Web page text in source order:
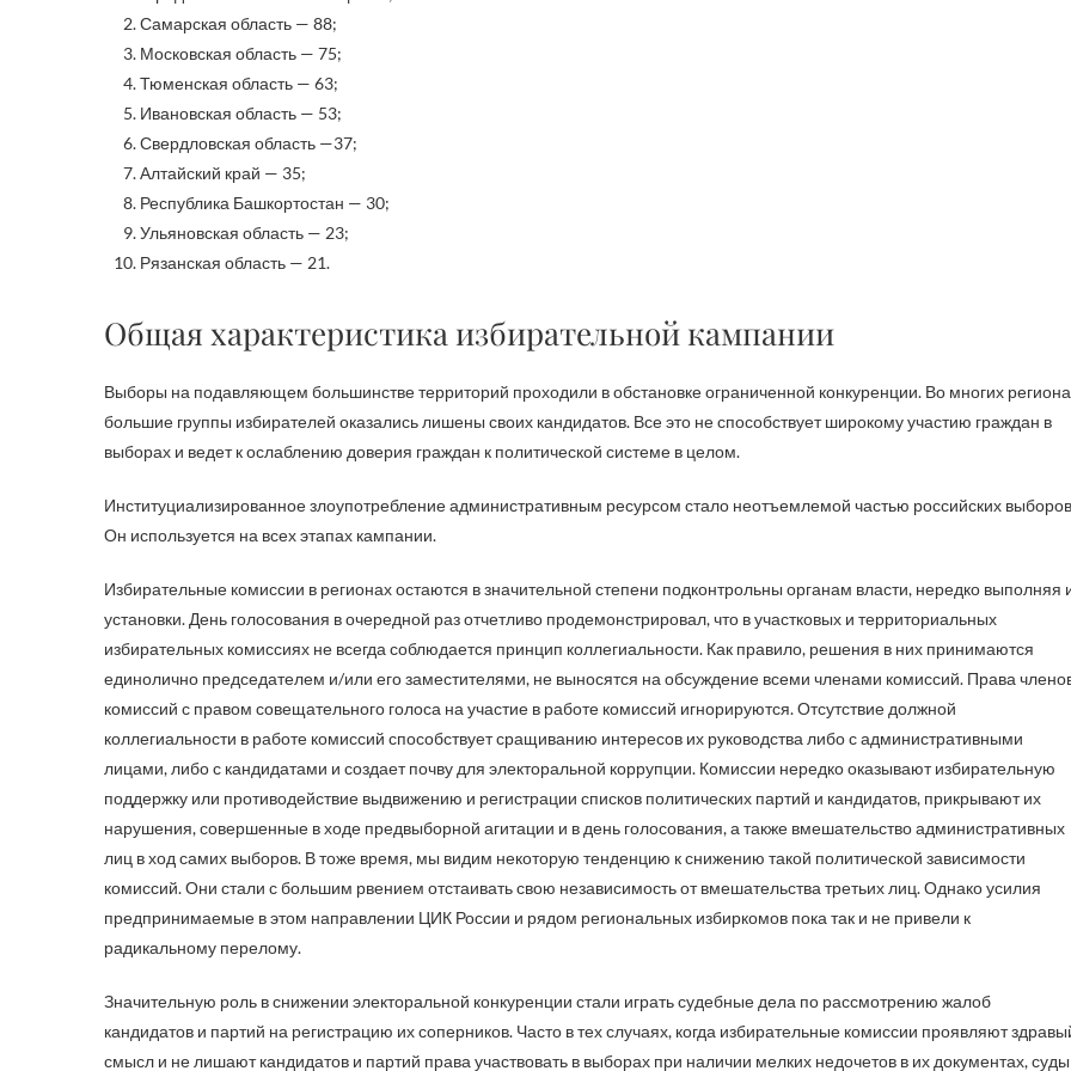
Самарская область — 88;
Московская область — 75;
Тюменская область — 63;
Ивановская область — 53;
Свердловская область —37;
Алтайский край — 35;
Республика Башкортостан — 30;
Ульяновская область — 23;
Рязанская область — 21.
Общая характеристика избирательной кампании
Выборы на подавляющем большинстве территорий проходили в обстановке ограниченной конкуренции. Во многих
большие группы избирателей оказались лишены своих кандидатов. Все это не способствует широкому участию граждан в
выборах и ведет к ослаблению доверия граждан к политической системе в целом.
Институциализированное злоупотребление административным ресурсом стало неотъемлемой частью российских
Он используется на всех этапах кампании.
Избирательные комиссии в регионах остаются в значительной степени подконтрольны органам власти, нередко выполняя
установки. День голосования в очередной раз отчетливо продемонстрировал, что в участковых и территориальных
избирательных комиссиях не всегда соблюдается принцип коллегиальности. Как правило, решения в них принимаются
единолично председателем и/или его заместителями, не выносятся на обсуждение всеми членами комиссий. Права
комиссий с правом совещательного голоса на участие в работе комиссий игнорируются. Отсутствие должной
коллегиальности в работе комиссий способствует сращиванию интересов их руководства либо с административными
лицами, либо с кандидатами и создает почву для электоральной коррупции. Комиссии нередко оказывают избирательную
поддержку или противодействие выдвижению и регистрации списков политических партий и кандидатов, прикрывают их
нарушения, совершенные в ходе предвыборной агитации и в день голосования, а также вмешательство административных
лиц в ход самих выборов. В тоже время, мы видим некоторую тенденцию к снижению такой политической зависимости
комиссий. Они стали с большим рвением отстаивать свою независимость от вмешательства третьих лиц. Однако усилия
предпринимаемые в этом направлении ЦИК России и рядом региональных избиркомов пока так и не привели к
радикальному перелому.
Значительную роль в снижении электоральной конкуренции стали играть судебные дела по рассмотрению жалоб
кандидатов и партий на регистрацию их соперников. Часто в тех случаях, когда избирательные комиссии проявляют
смысл и не лишают кандидатов и партий права участвовать в выборах при наличии мелких недочетов в их документах, суды